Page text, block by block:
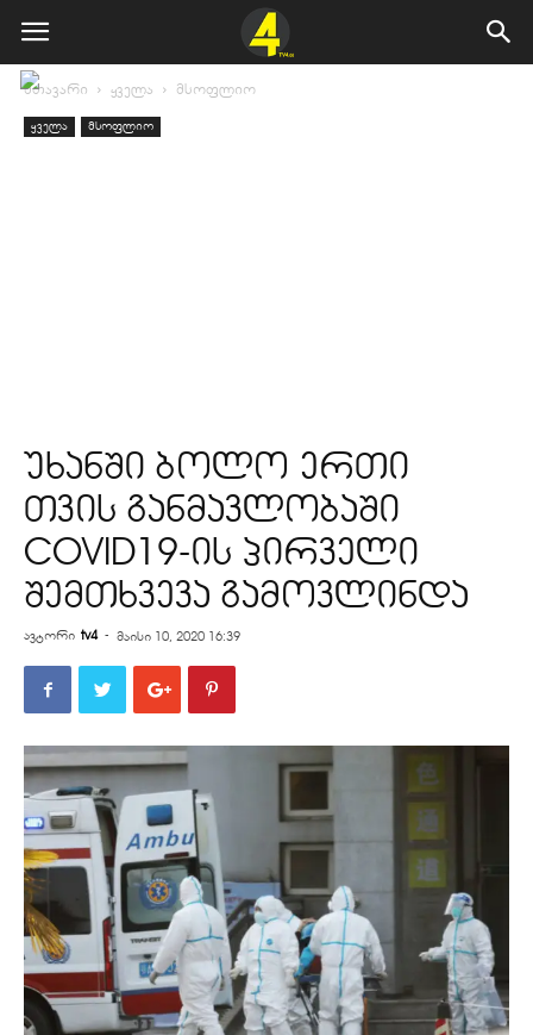
მთავარი ყველა მსოფლიო
ყველა მსოფლიო
უხანში ბოლო ერთი
თვის განმავლობაში
COVID19-ის პირველი
შემთხვევა გამოვლინდა
ავტორი tv4 - მაისი 10, 2020 16:39